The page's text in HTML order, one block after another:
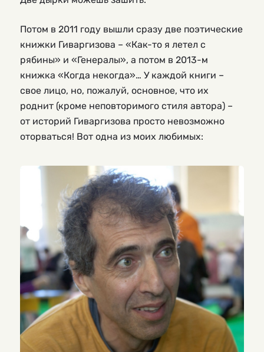
Потом в 2011 году вышли сразу две поэтические
книжки Гиваргизова – «Как-то я летел с
рябины» и «Генералы», а потом в 2013-м
книжка «Когда некогда»… У каждой книги –
свое лицо, но, пожалуй, основное, что их
роднит (кроме неповторимого стиля автора) –
от историй Гиваргизова просто невозможно
оторваться! Вот одна из моих любимых: